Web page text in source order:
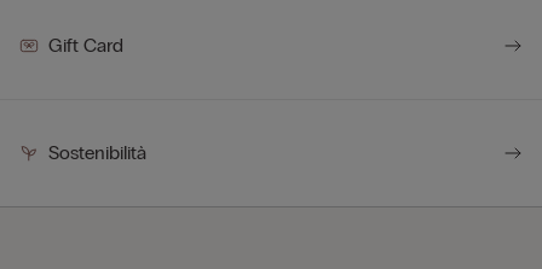
Gift Card
Sostenibilità